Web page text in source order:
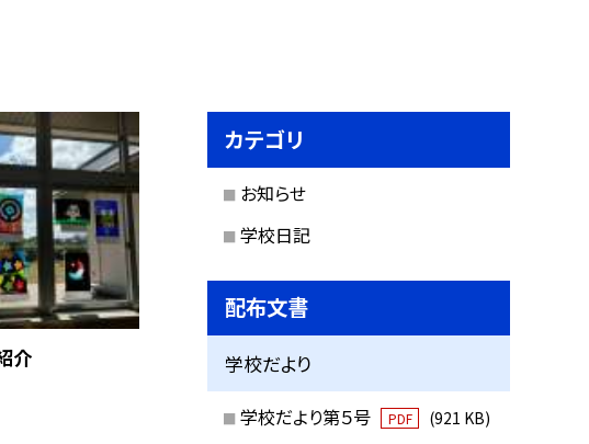
介
カテゴリ
お知らせ
学校日記
配布文書
学校だより
学校だより第５号 PDF (921 KB)